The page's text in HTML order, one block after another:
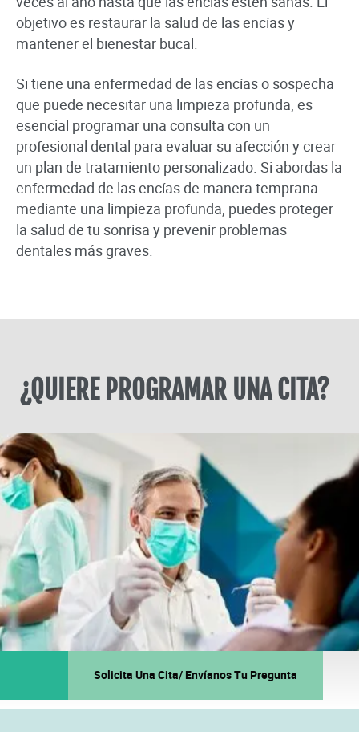
objetivo es restaurar la salud de las encías y
mantener el bienestar bucal.
Si tiene una enfermedad de las encías o sospecha
que puede necesitar una limpieza profunda, es
esencial programar una consulta con un
profesional dental para evaluar su afección y crear
un plan de tratamiento personalizado. Si abordas la
enfermedad de las encías de manera temprana
mediante una limpieza profunda, puedes proteger
la salud de tu sonrisa y prevenir problemas
dentales más graves.
¿QUIERE PROGRAMAR UNA CITA?
Solicita Una Cita/ Envíanos Tu Pregunta